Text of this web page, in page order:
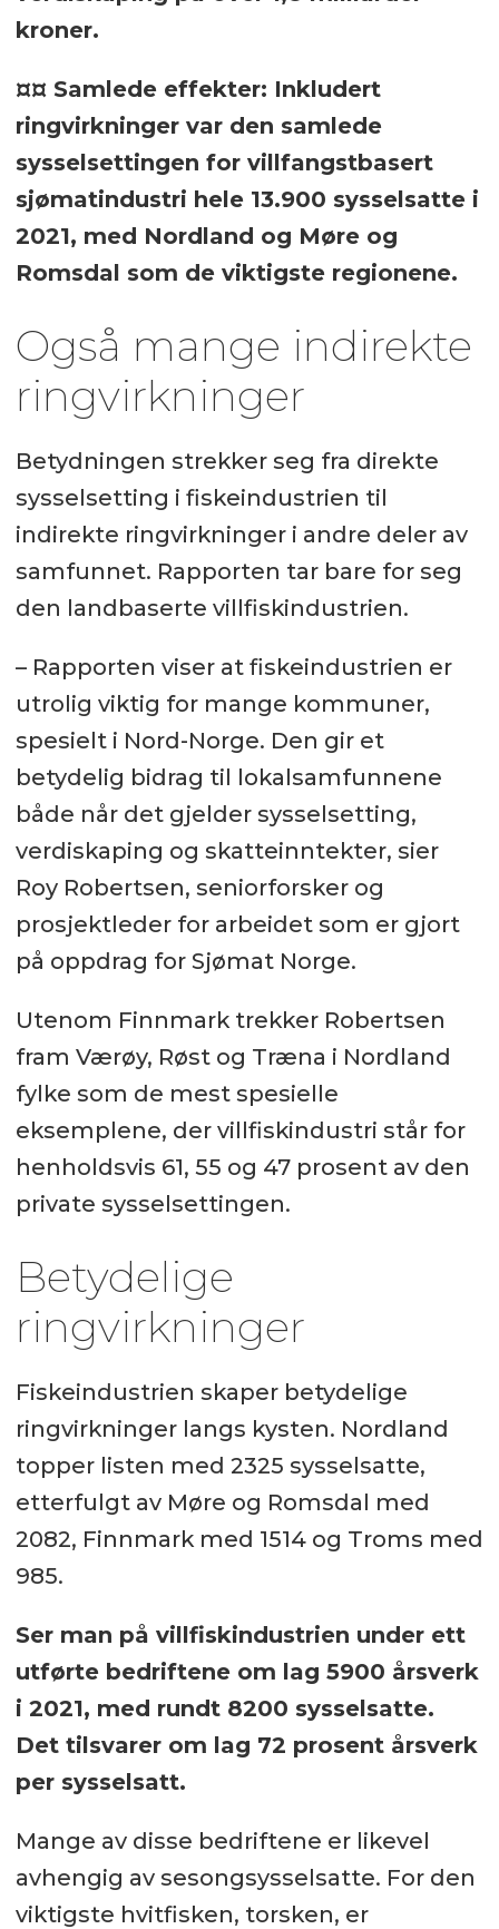
kroner.
¤¤ Samlede effekter: Inkludert
ringvirkninger var den samlede
sysselsettingen for villfangstbasert
sjømatindustri hele 13.900 sysselsatte i
2021, med Nordland og Møre og
Romsdal som de viktigste regionene.
Også mange indirekte
ringvirkninger
Betydningen strekker seg fra direkte
sysselsetting i fiskeindustrien til
indirekte ringvirkninger i andre deler av
samfunnet. Rapporten tar bare for seg
den landbaserte villfiskindustrien.
– Rapporten viser at fiskeindustrien er
utrolig viktig for mange kommuner,
spesielt i Nord-Norge. Den gir et
betydelig bidrag til lokalsamfunnene
både når det gjelder sysselsetting,
verdiskaping og skatteinntekter, sier
Roy Robertsen, seniorforsker og
prosjektleder for arbeidet som er gjort
på oppdrag for Sjømat Norge.
Utenom Finnmark trekker Robertsen
fram Værøy, Røst og Træna i Nordland
fylke som de mest spesielle
eksemplene, der villfiskindustri står for
henholdsvis 61, 55 og 47 prosent av den
private sysselsettingen.
Betydelige
ringvirkninger
Fiskeindustrien skaper betydelige
ringvirkninger langs kysten. Nordland
topper listen med 2325 sysselsatte,
etterfulgt av Møre og Romsdal med
2082, Finnmark med 1514 og Troms med
985.
Ser man på villfiskindustrien under ett
utførte bedriftene om lag 5900 årsverk
i 2021, med rundt 8200 sysselsatte.
Det tilsvarer om lag 72 prosent årsverk
per sysselsatt.
Mange av disse bedriftene er likevel
avhengig av sesongsysselsatte. For den
viktigste hvitfisken, torsken, er